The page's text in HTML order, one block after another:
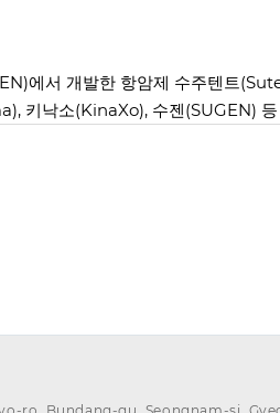
서 개발한 항암제 수주텐트
키낙소(KinaXo), 수젠(SUGEN)